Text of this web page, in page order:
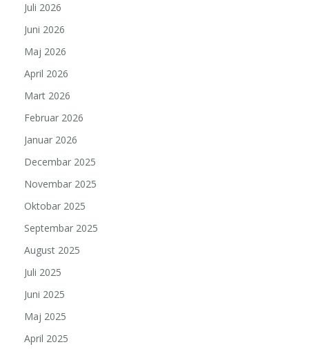
Juli 2026
Juni 2026
Maj 2026
April 2026
Mart 2026
Februar 2026
Januar 2026
Decembar 2025
Novembar 2025
Oktobar 2025
Septembar 2025
August 2025
Juli 2025
Juni 2025
Maj 2025
April 2025